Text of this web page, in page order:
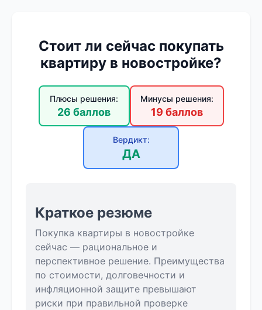
Стоит ли сейчас покупать
квартиру в новостройке?
Плюсы решения:
26 баллов
Минусы решения:
19 баллов
Вердикт:
ДА
Краткое резюме
Покупка квартиры в новостройке
сейчас — рациональное и
перспективное решение. Преимущества
по стоимости, долговечности и
инфляционной защите превышают
риски при правильной проверке